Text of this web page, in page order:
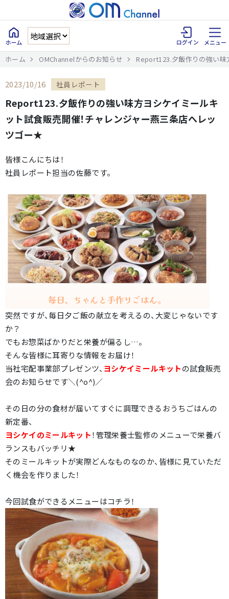
ホーム OMChannelからのお知らせ Report123.夕飯作りの強い味
2023/10/16 社員レポート
Report123.夕飯作りの強い味方ヨシケイミールキ
ット試食販売開催！チャレンジャー燕三条店へレッ
ツゴー★
皆様こんにちは！
社員レポート担当の佐藤です。
突然ですが、毎日夕ご飯の献立を考えるの、大変じゃないです
か？
でもお惣菜ばかりだと栄養が偏るし…。
そんな皆様に耳寄りな情報をお届け！
当社宅配事業部プレゼンツ、 ヨシケイミールキットの試食販売
会のお知らせです＼(^o^)／
その日の分の食材が届いてすぐに調理できるおうちごはんの
新定番、
ヨシケイのミールキット！管理栄養士監修のメニューで栄養バ
ランスもバッチリ★
そのミールキットが実際どんなものなのか、皆様に見ていただ
く機会を作りました！
今回試食ができるメニューはコチラ！